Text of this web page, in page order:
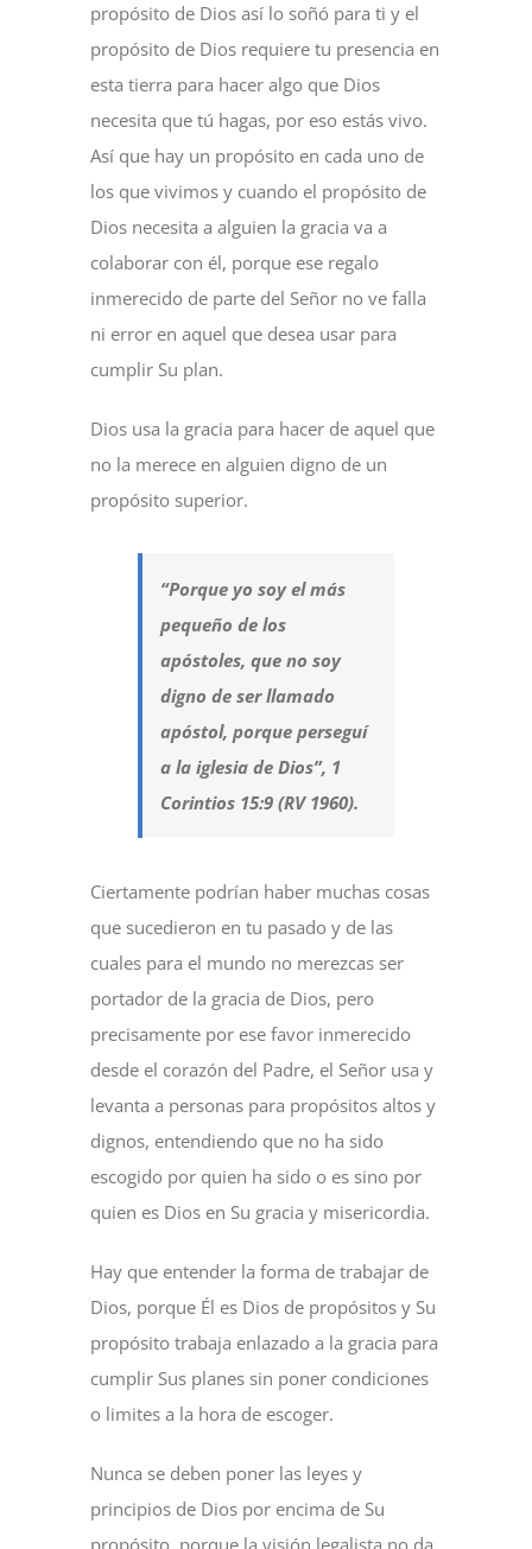
propósito de Dios así lo soñó para ti y el
propósito de Dios requiere tu presencia en
esta tierra para hacer algo que Dios
necesita que tú hagas, por eso estás vivo.
Así que hay un propósito en cada uno de
los que vivimos y cuando el propósito de
Dios necesita a alguien la gracia va a
colaborar con él, porque ese regalo
inmerecido de parte del Señor no ve falla
ni error en aquel que desea usar para
cumplir Su plan.
Dios usa la gracia para hacer de aquel que
no la merece en alguien digno de un
propósito superior.
“Porque yo soy el más
pequeño de los
apóstoles, que no soy
digno de ser llamado
apóstol, porque perseguí
a la iglesia de Dios”, 1
Corintios 15:9 (RV 1960).
Ciertamente podrían haber muchas cosas
que sucedieron en tu pasado y de las
cuales para el mundo no merezcas ser
portador de la gracia de Dios, pero
precisamente por ese favor inmerecido
desde el corazón del Padre, el Señor usa y
levanta a personas para propósitos altos y
dignos, entendiendo que no ha sido
escogido por quien ha sido o es sino por
quien es Dios en Su gracia y misericordia.
Hay que entender la forma de trabajar de
Dios, porque Él es Dios de propósitos y Su
propósito trabaja enlazado a la gracia para
cumplir Sus planes sin poner condiciones
o limites a la hora de escoger.
Nunca se deben poner las leyes y
principios de Dios por encima de Su